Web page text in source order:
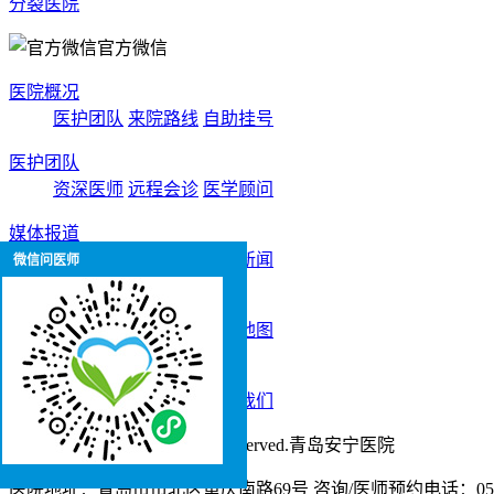
官方微信
医院概况
医护团队 来院路线 自助挂号
医护团队
资深医师 远程会诊 医学顾问
媒体报道
院内新闻
医院新闻
患者服务
自助挂号 医保指南 百度地图
就诊指南
来院路线
就诊流程 联系我们
Copyright 2000-2015 All right reserved.青岛安宁医院
医院地址：青岛市市北区重庆南路69号 咨询/医师预约电话：
微信问医师